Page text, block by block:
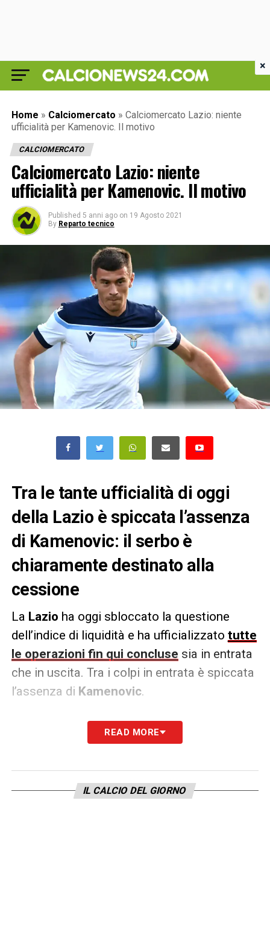
Home » Calciomercato » Calciomercato Lazio: niente
ufficialità per Kamenovic. Il motivo
CALCIOMERCATO
Calciomercato Lazio: niente
ufficialità per Kamenovic. Il motivo
Published 5 anni ago on 19 Agosto 2021
By Reparto tecnico
Tra le tante ufficialità di oggi
della Lazio è spiccata l’assenza
di Kamenovic: il serbo è
chiaramente destinato alla
cessione
La Lazio ha oggi sbloccato la questione
dell’indice di liquidità e ha ufficializzato tutte
le operazioni fin qui concluse sia in entrata
che in uscita. Tra i colpi in entrata è spiccata
l’assenza di Kamenovic.
Dopo le voci che si sono rincorse nei giorni
scorsi, la scelta del club biancoceleste lancia
l’interesse delGenoae quello della
READ MORE
IL CALCIO DEL GIORNO
×